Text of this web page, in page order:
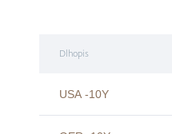
Dlhopis
USA -10Y